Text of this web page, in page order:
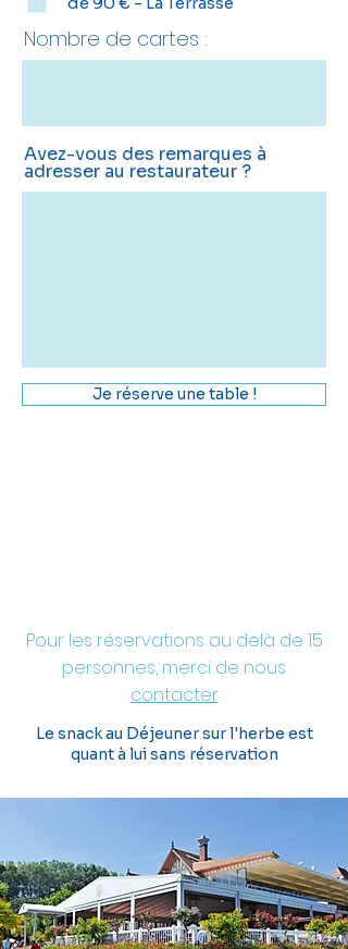
e
Nombre de cartes :
Avez-vous des remarques à
adresser au restaurateur ?
Je réserve une table !
Pour les réservations au delà de 15
personnes, merci de nous
contacter
Le snack au Déjeuner sur l'herbe est
quant à lui sans réservation